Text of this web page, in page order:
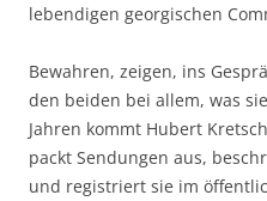
lebendigen georgischen
Bewahren, zeigen, ins
den beiden bei allem, was
Jahren kommt Hubert
packt Sendungen aus,
und registriert sie im